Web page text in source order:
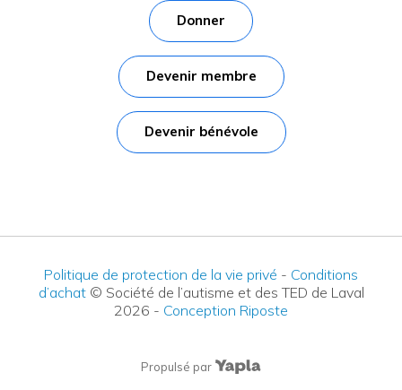
Donner
Devenir membre
Devenir bénévole
Politique de protection de la vie privé - Conditions
d’achat© Société de l’autisme et des TED de Laval
2026 - Conception Riposte
Propulsé par